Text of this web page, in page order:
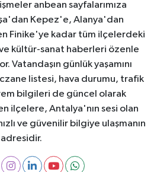
anbean sayfalarımıza
Kepez'e, Alanya'dan
Finike'ye kadar tüm ilçelerdeki
kültür-sanat haberleri özenle
Vatandaşın günlük yaşamını
listesi, hava durumu, trafik
bilgileri de güncel olarak
ilçelere, Antalya'nın sesi olan
ve güvenilir bilgiye ulaşmanın
adresidir.